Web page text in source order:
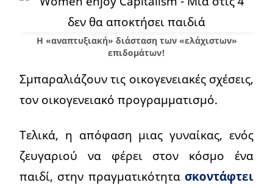
Η «αναπτυξιακή» διάσταση των «ελάχιστων»
επιδομάτων!
Σμπαραλιάζουν τις οικογενειακές σχέσεις,
τον οικογενειακό προγραμματισμό.
Τελικά, η απόφαση μιας γυναίκας, ενός
ζευγαριού να φέρει στον κόσμο ένα
παιδί, στην πραγματικότητα σκοντάφτει